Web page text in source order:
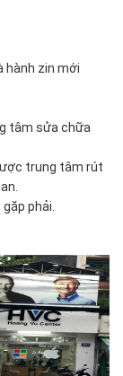
hành zin mới
tâm sửa chữa
trung tâm rút
phải.